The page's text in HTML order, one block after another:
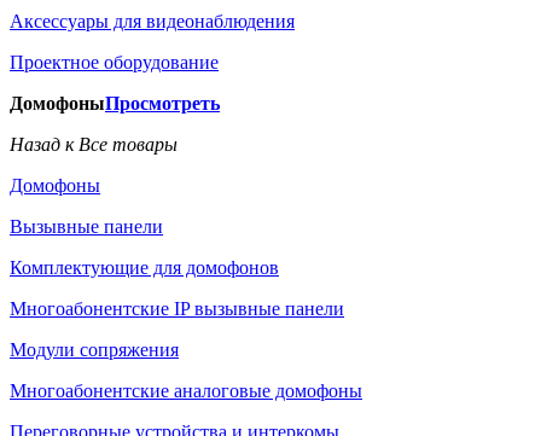
Аксессуары для видеонаблюдения
Проектное оборудование
ДомофоныПросмотреть
Назад к Все товары
Домофоны
Вызывные панели
Комплектующие для домофонов
Многоабонентские IP вызывные панели
Модули сопряжения
Многоабонентские аналоговые домофоны
Переговорные устройства и интеркомы